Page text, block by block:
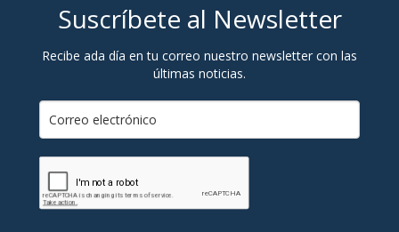
Suscríbete al Newsletter
Recibe ada día en tu correo nuestro newsletter con las
últimas noticias.